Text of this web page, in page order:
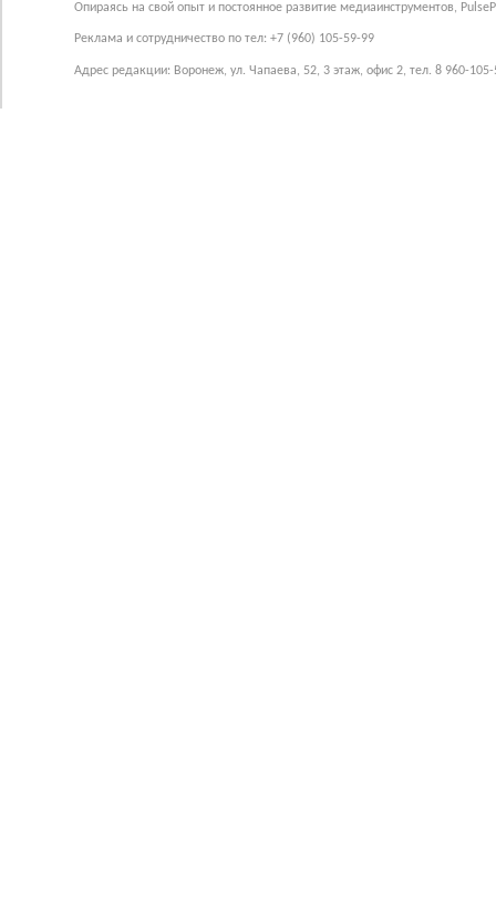
Опираясь на свой опыт и постоянное развитие медиаинструментов,
Реклама и сотрудничество по тел: +7 (960) 105-59-99
Адрес редакции: Воронеж, ул. Чапаева, 52, 3 этаж, офис 2, тел. 8 960-